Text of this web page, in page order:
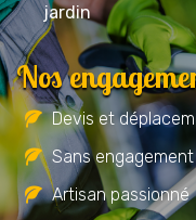
jardin
Nos
Devis et
Sans engagement
Artisan passionné